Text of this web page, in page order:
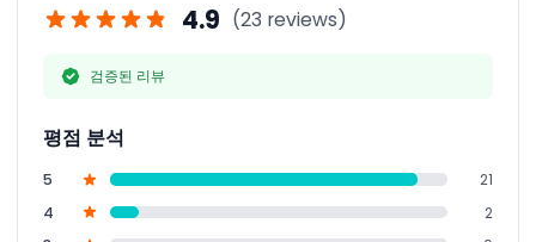
4.9 (23 reviews)
검증된 리뷰
평점 분석
5
21
4
2